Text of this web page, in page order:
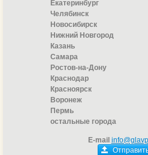
Екатеринбург
Челябинск
Новосибирск
Нижний Новгород
Казань
Самара
Ростов-на-Дону
Краснодар
Красноярск
Воронеж
Пермь
остальные города
E-mail